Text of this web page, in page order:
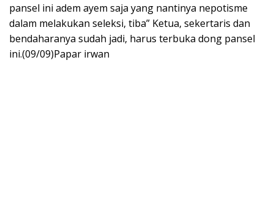
pansel ini adem ayem saja yang nantinya nepotisme
dalam melakukan seleksi, tiba” Ketua, sekertaris dan
bendaharanya sudah jadi, harus terbuka dong pansel
ini.(09/09)Papar irwan